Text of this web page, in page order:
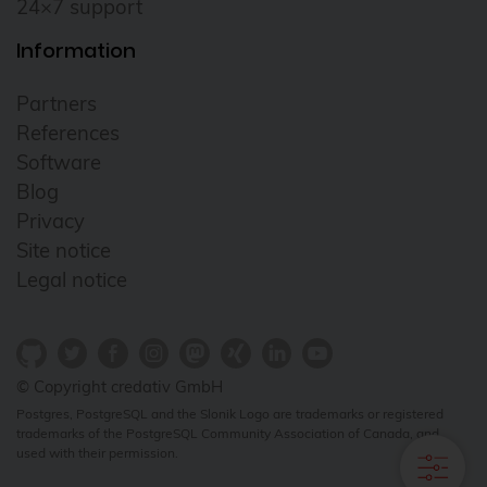
Data Protection
Data recovery
DebConf
debconf24
debian 11
debian 13
DevOps
Docker
24×7 support
Information
Partners
References
Software
Blog
Privacy
Site notice
Legal notice
© Copyright credativ GmbH
Postgres, PostgreSQL and the Slonik Logo are trademarks or registered
trademarks of the PostgreSQL Community Association of Canada, and
used with their permission.